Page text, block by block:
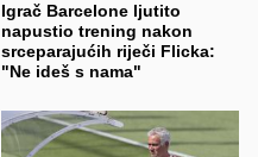
Igrač Barcelone ljutito
napustio trening nakon
srceparajućih riječi Flicka:
"Ne ideš s nama"